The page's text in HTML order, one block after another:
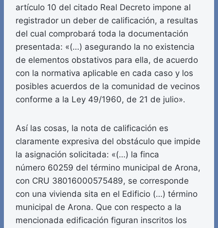
artículo 10 del citado Real Decreto impone al
registrador un deber de calificación, a resultas
del cual comprobará toda la documentación
presentada: «(…) asegurando la no existencia
de elementos obstativos para ella, de acuerdo
con la normativa aplicable en cada caso y los
posibles acuerdos de la comunidad de vecinos
conforme a la Ley 49/1960, de 21 de julio».
Así las cosas, la nota de calificación es
claramente expresiva del obstáculo que impide
la asignación solicitada: «(…) la finca
número 60259 del término municipal de Arona,
con CRU 38016000575489, se corresponde
con una vivienda sita en el Edificio (…) término
municipal de Arona. Que con respecto a la
mencionada edificación figuran inscritos los